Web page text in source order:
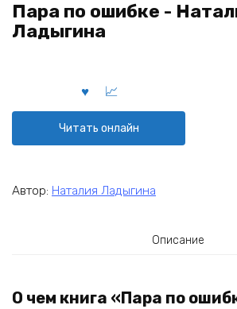
Пара по ошибке -
Ладыгина
Читать онлайн
Автор: Наталия Ладыгина
Описание
О чем книга «Пара по